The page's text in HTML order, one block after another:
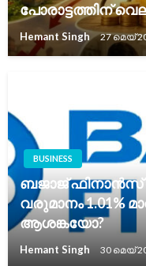
പോരാട്ടത്തിന്
Hemant Singh 27 മെയ്‌
BUSINESS
ബജാജ് ഫിനാൻസ്
വരുമാനം 1.01%
ആശങ്കയോ?
Hemant Singh 30 മെയ്‌